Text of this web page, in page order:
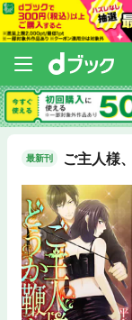
最新刊 ご主人様